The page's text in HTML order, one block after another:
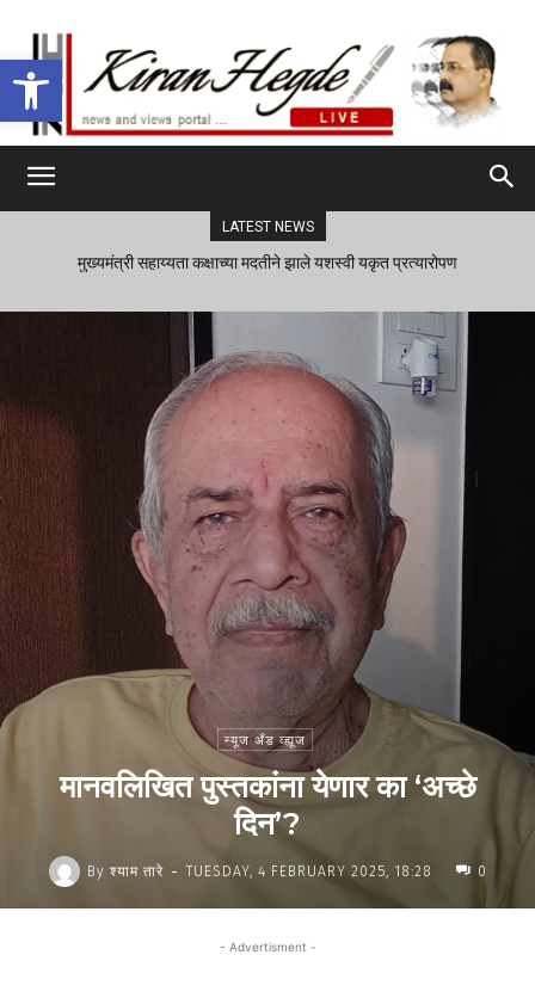
Open toolbar
LATEST NEWS
मुख्यमंत्री सहाय्यता कक्षाच्या मदतीने झाले यशस्वी यकृत प्रत्यारोपण
आजपासून अमेरिकेत रंगणार तिसरा नाफा फिल्म फेस्टिव्हल!
न्यूज अँड व्ह्यूज
मानवलिखित पुस्तकांना येणार का ‘अच्छे
दिन’?
By श्याम तारे - TUESDAY, 4 FEBRUARY 2025, 18:28 0
- Advertisment -